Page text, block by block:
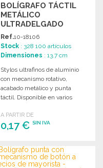
BOLÍGRAFO TÁCTIL
METÁLICO
ULTRADELGADO
0,7MM
Ref.10-18106
Stock : 328 100 artículos
Dimensiones : 13.7 cm
Stylos ultrafinos de aluminio
con mecanismo rotativo,
acabado metálico y punta
táctil. Disponible en varios
A PARTIR DE
0,17 €SIN IVA
PEDIR
Solicitar un presupuesto